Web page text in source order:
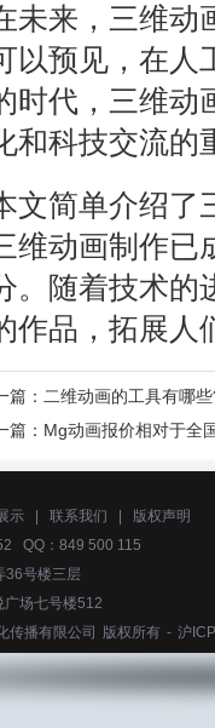
未来，三维动
以预见，在人
时代，三维动
和科技交流的
文简单介绍了
维动画制作已
。随着技术的
作品，拓展人
篇： 二维动画的工具有哪
篇： Mg动画报价相对于全
示 联系我们
版权声明
QQ：849 500 115
36号楼三层
场七号楼512
传播有限公司 版权所有 - 沪